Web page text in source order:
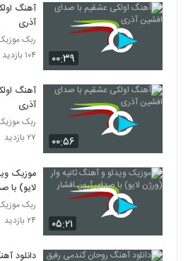
۰۰:۳۹
آهنگ
آذری
ربک
۱۰۴ بازدید
۰۰:۵۶
آهنگ
آذری
ربک
۲۷ بازدید
۰۵:۲۱
موزیک
لایو) با
ربک
۲۴ بازدید
دانلود